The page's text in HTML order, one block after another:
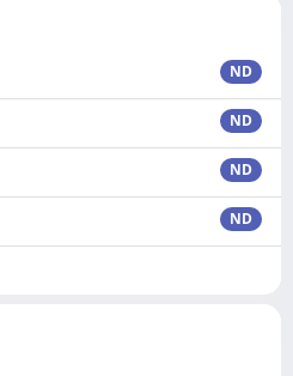
ND
ND
ND
ND